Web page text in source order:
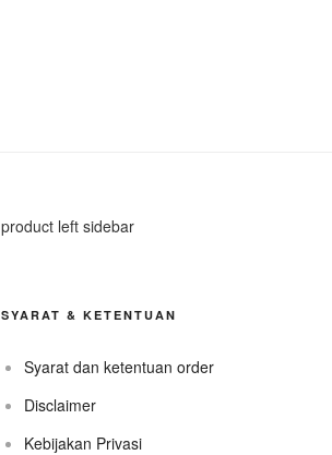
product left sidebar
SYARAT & KETENTUAN
Syarat dan ketentuan order
Disclaimer
Kebijakan Privasi